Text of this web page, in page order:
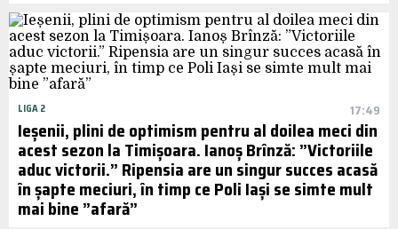
LIGA 2 17:49
Ieșenii, plini de optimism pentru al doilea meci din
acest sezon la Timișoara. Ianoș Brînză: ”Victoriile
aduc victorii.” Ripensia are un singur succes acasă
în șapte meciuri, în timp ce Poli Iași se simte mult
mai bine ”afară”